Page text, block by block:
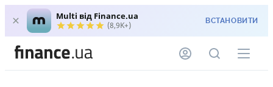
Multi від Finance.ua
(8,9K+) ВСТАНОВИТИ